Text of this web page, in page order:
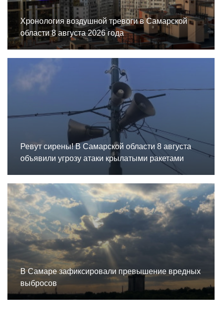
Хронология воздушной тревоги в Самарской
области 8 августа 2026 года
Ревут сирены! В Самарской области 8 августа
объявили угрозу атаки крылатыми ракетами
В Самаре зафиксировали превышение вредных
выбросов